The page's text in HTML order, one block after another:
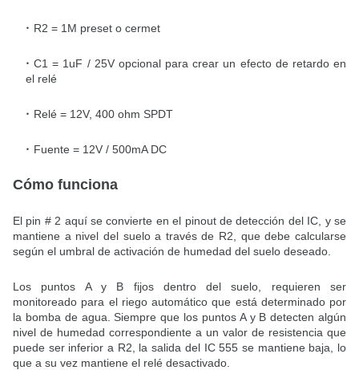
R2 = 1M preset o cermet
C1 = 1uF / 25V opcional para crear un efecto de retardo en
el relé
Relé = 12V, 400 ohm SPDT
Fuente = 12V / 500mA DC
Cómo funciona
El pin # 2 aquí se convierte en el pinout de detección del IC, y se
mantiene a nivel del suelo a través de R2, que debe calcularse
según el umbral de activación de humedad del suelo deseado.
Los puntos A y B fijos dentro del suelo, requieren ser
monitoreado para el riego automático que está determinado por
la bomba de agua. Siempre que los puntos A y B detecten algún
nivel de humedad correspondiente a un valor de resistencia que
puede ser inferior a R2, la salida del IC 555 se mantiene baja, lo
que a su vez mantiene el relé desactivado.